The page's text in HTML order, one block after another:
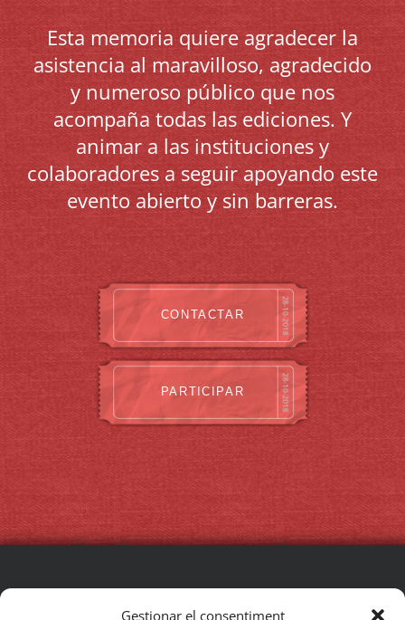
Gestionar el consentiment
Esta memoria quiere agradecer la
asistencia al maravilloso, agradecido
y numeroso público que nos
acompaña todas las ediciones. Y
animar a las instituciones y
colaboradores a seguir apoyando este
evento abierto y sin barreras.
CONTACTAR
PARTICIPAR